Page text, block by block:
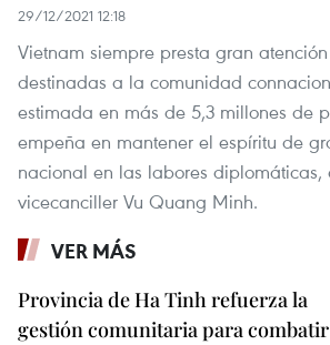
29/12/2021 12:18
Vietnam siempre presta gran
destinadas a la comunidad
estimada en más de 5,3 millones de
empeña en mantener el espíritu de
nacional en las labores diplomáticas,
vicecanciller Vu Quang Minh.
VER MÁS
Provincia de Ha Tinh refuerza la
gestión comunitaria para